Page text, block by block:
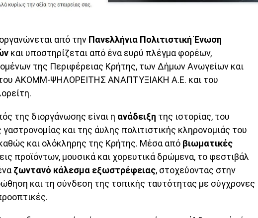
από την Πανελλήνια Πολιτιστική Ένωση
και υποστηρίζεται από ένα ευρύ πλέγμα φορέων,
της Περιφέρειας Κρήτης, των Δήμων Ανωγείων και
ΑΚΟΜΜ-ΨΗΛΟΡΕΙΤΗΣ ΑΝΑΠΤΥΞΙΑΚΗ Α.Ε. και του
της διοργάνωσης είναι η ανάδειξη της ιστορίας, του
γαστρονομίας και της άυλης πολιτιστικής κληρονομιάς του
και ολόκληρης της Κρήτης. Μέσα από βιωματικές
προϊόντων, μουσικά και χορευτικά δρώμενα, το φεστιβάλ
ζωντανό κάλεσμα εξωστρέφειας, στοχεύοντας στην
και τη σύνδεση της τοπικής ταυτότητας με σύγχρονες